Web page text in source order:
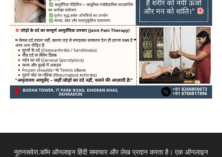
नूतनसवेरा.कॉम ऑनलाइन हिंदी समाचार और लेख प्रदान करता है। एक ऑनलाइन